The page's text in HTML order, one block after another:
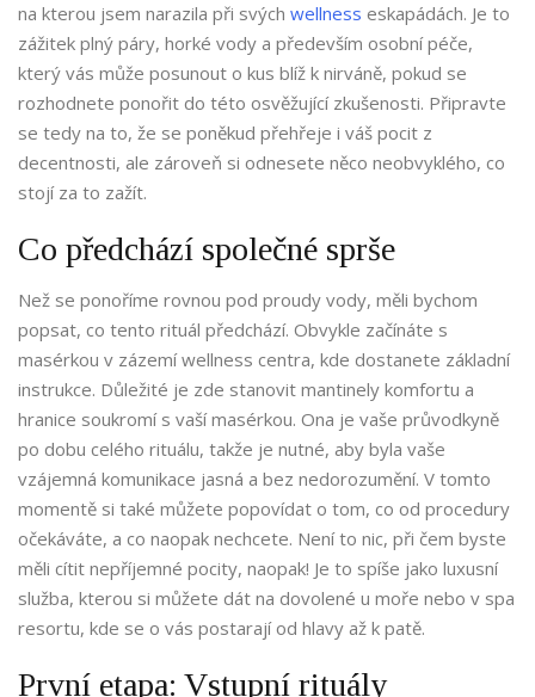
na kterou jsem narazila při svých wellness eskapádách. Je to
zážitek plný páry, horké vody a především osobní péče,
který vás může posunout o kus blíž k nirváně, pokud se
rozhodnete ponořit do této osvěžující zkušenosti. Připravte
se tedy na to, že se poněkud přehřeje i váš pocit z
decentnosti, ale zároveň si odnesete něco neobvyklého, co
stojí za to zažít.
Co předchází společné sprše
Než se ponoříme rovnou pod proudy vody, měli bychom
popsat, co tento rituál předchází. Obvykle začínáte s
masérkou v zázemí wellness centra, kde dostanete základní
instrukce. Důležité je zde stanovit mantinely komfortu a
hranice soukromí s vaší masérkou. Ona je vaše průvodkyně
po dobu celého rituálu, takže je nutné, aby byla vaše
vzájemná komunikace jasná a bez nedorozumění. V tomto
momentě si také můžete popovídat o tom, co od procedury
očekáváte, a co naopak nechcete. Není to nic, při čem byste
měli cítit nepříjemné pocity, naopak! Je to spíše jako luxusní
služba, kterou si můžete dát na dovolené u moře nebo v spa
resortu, kde se o vás postarají od hlavy až k patě.
První etapa: Vstupní rituály